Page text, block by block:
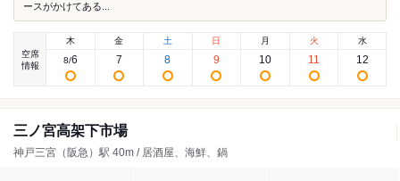
ースがかけてある...
空席
情報
木
8/6
金
7
土
8
日
9
月
10
火
11
水
12
三ノ宮高架下市場
神戸三宮（阪急）駅 40m / 居酒屋、海鮮、鍋